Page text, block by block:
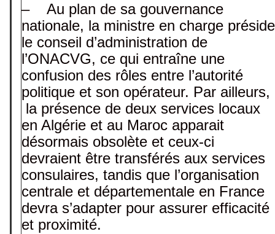
– Au plan de sa gouvernance
nationale, la ministre en charge préside
le conseil d’administration de
l’ONACVG, ce qui entraîne une
confusion des rôles entre l’autorité
politique et son opérateur. Par ailleurs,
la présence de deux services locaux
en Algérie et au Maroc apparait
désormais obsolète et ceux-ci
devraient être transférés aux services
consulaires, tandis que l’organisation
centrale et départementale en France
devra s’adapter pour assurer efficacité
et proximité.